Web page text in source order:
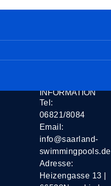
INFORMATION
Tel:
06821/8084
Email:
info@saarland-
swimmingpools.de
Adresse:
Heizengasse 13 |